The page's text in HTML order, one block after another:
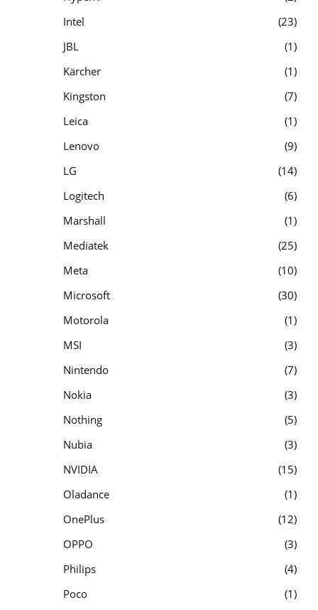
Intel
23
JBL
1
Kärcher
1
Kingston
7
Leica
1
Lenovo
9
LG
14
Logitech
6
Marshall
1
Mediatek
25
Meta
10
Microsoft
30
Motorola
1
MSI
3
Nintendo
7
Nokia
3
Nothing
5
Nubia
3
NVIDIA
15
Oladance
1
OnePlus
12
OPPO
3
Philips
4
Poco
1